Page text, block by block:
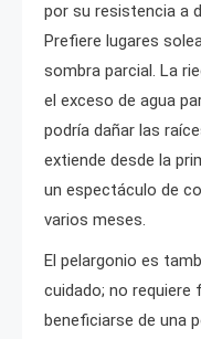
por su resistencia a
Prefiere lugares
sombra parcial. La
el exceso de agua
podría dañar las
extiende desde la
un espectáculo de
varios meses.
El pelargonio es
cuidado; no requiere
beneficiarse de una